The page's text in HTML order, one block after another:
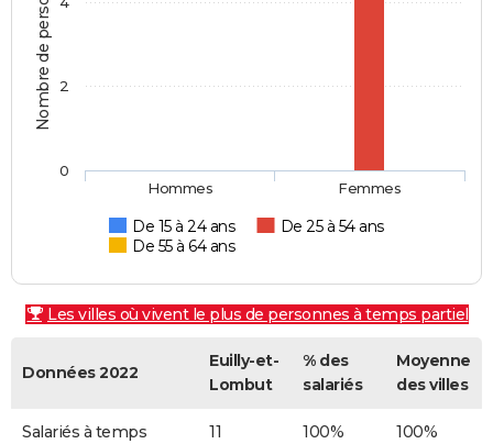
Nombre de personnes
De 15 à 24 ans
De 25 à 54 ans
De 55 à 64 ans
Hommes Femmes
0
2
Les villes où vivent le plus de personnes à temps partiel
Données 2022
Euilly-et-
Lombut
% des
salariés
Moyenne
des villes
Salariés à temps
11 100% 100%